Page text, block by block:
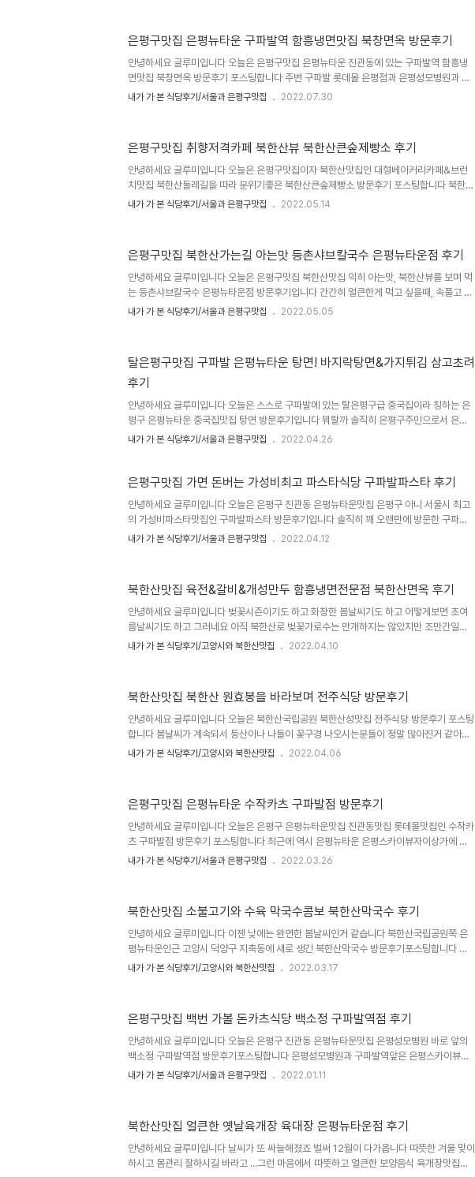
드벤스힐오피스텔 108호입니다 주차가능 포장가능 배달가능 제로페이사용가능합니다 영
업시간은 오전11시30분부터 자정까지 오후3시부터 오후5시까지는 브레이크타임 매주 일
요일 정기휴무 구파발역 3번출..
은평구맛집 은평뉴타운 구파발역 함흥냉면맛집 북창면옥 방문후기
안녕하세요 글루미입니다 오늘은 은평구맛집 은평뉴타운 진관동에 있는 구파발역 함흥냉
면맛집 북창면옥 방문후기 포스팅합니다 주변 구파발 롯데몰 은평점과 은평성모병원과 은
평뉴타운 아파트단지인근에 있는 은평뉴타운 꿈에그린 상가에 있는 함흥냉면맛집입니다
평구 진관동66, 은평구 진관3로33입니다 은평뉴타운 꿈에그린아파트 오피스텔에 입점한
2층상가입니다 영업시간은 매일 오전11시부터 오후9시까지 오후3시30분부터 4시30분
까지 브레이크타임이라고 합니다 주차가능합니다 일..
내가 가 본 식당후기/서울과 은평구맛집 2022.07.30
은평구맛집 취향저격카페 북한산뷰 북한산큰숲제빵소 후기
안녕하세요 글루미입니다 오늘은 은평구맛집이자 북한산맛집인 대형베이커리카페&브런
치맛집 북한산둘레길을 따라 분위기좋은 북한산큰숲제빵소 방문후기 포스팅합니다 북한산
근처에 맛집이나 빵집 제빵소들이 많이 있는데요 최근에 원래 은평한옥마을에 있던 북한산
빵집이 북한산큰숲제빵소더라고요 저녁에 산책하다가 분위기 좋아서 기억해놨다가 방문해
봤어요 북한산큰숲제빵소 위치주소는 서울 은평구 진관동296-12, 도로명주소는 은평구
북한산로271-3 영업시간은 매일 오전10시부터 ..
내가 가 본 식당후기/서울과 은평구맛집 2022.05.14
은평구맛집 북한산가는길 아는맛 등촌샤브칼국수 은평뉴타운점 후기
안녕하세요 글루미입니다 오늘은 은평구맛집 북한산맛집 익히 아는맛, 북한산뷰를 보며 먹
는 등촌샤브칼국수 은평뉴타운점 방문후기입니다 간간히 얼큰한게 먹고 싶을때, 속풀고 싶
을때, 간단히 보증된 맛을 먹고싶을때 찾는 등촌샤브칼국수.. 등촌샤브칼국수 은평뉴타운점
아시설, 배달도 했었는데 지금도 하나 모르겠네요 북한산국립공원가는길이기도 해서 등산
객들도 많이 찾고 은평뉴타운분들도 많이 찾고.. 정 뭐 먹을지 결정이 안되고 여기갈까 저기
갈까 거기갔었잖아 할때 그럼 ..
내가 가 본 식당후기/서울과 은평구맛집 2022.05.05
탈은평구맛집 구파발 은평뉴타운 탕면! 바지락탕면&가지튀김 삼고초려
후기
안녕하세요 글루미입니다 오늘은 스스로 구파발에 있는 탈은평구급 중국집이라 칭하는 은
평구 은평뉴타운 중국집맛집 탕면 방문후기입니다 뭐랄까 솔직히 은평구주민으로서 은평
구에 맛집이 별로 없는것은 어쩔수없는 팩트지만 그렇다고 탈은평구급 맛집이라고 스스로
찾아보기 힘든 중국집맛집이라는게 증명이 되고 있고... 더욱이 점심시간에 2번이나 갔는데
국집 탕면의 위치주소는 서울시 은평구 진관동66-33 꿈의그린 아파트상가1층입니다 구
파발역1번출구에서 앞으로 쭉 ..
내가 가 본 식당후기/서울과 은평구맛집 2022.04.26
은평구맛집 가면 돈버는 가성비최고 파스타식당 구파발파스타 후기
안녕하세요 글루미입니다 오늘은 은평구 진관동 은평뉴타운맛집 은평구 아니 서울시 최고
의 가성비파스타맛집인 구파발파스타 방문후기입니다 솔직히 꽤 오랜만에 방문한 구파발
파스타인데요 위치가 은평뉴타운에서도 제일 안쪽이라 솔직히 맘먹고 가지않으면 찾기 힘
파발파스타 입장해보겠습니다 구파발파스타 위치주소는 서울시 은평구 진관동19 102호,
도로명주소는 은평구 진관4로17 은평뉴타운상림마을 820동 102호입니다 은평구 진관
동 은평뉴타운 은평상림마을 롯데캐슬아파트..
내가 가 본 식당후기/서울과 은평구맛집 2022.04.12
북한산맛집 육전&갈비&개성만두 함흥냉면전문점 북한산면옥 후기
안녕하세요 글루미입니다 벚꽃시즌이기도 하고 화창한 봄날씨기도 하고 어떻게보면 초여
름날씨기도 하고 그러네요 아직 북한산로 벚꽃가로수는 만개하지는 않았지만 조만간일거
같고 활짝 핀곳도 있고 개나리 노란 곳도 있고요 지나가다보니 북한산성 북한산국립공원입
도로 하고 부메뉴였던 함흥냉면을 주메뉴로 살려 변경해서 개업하신거 같아요 아무튼 반갑
고 전에도 워낙 함흥냉면 물냉 비냉 맛있게 먹어서 냉면은 검증된 집이라 잘 됐으면 좋겠네
요 북한산면옥 위치주소는 서울시 은평구 진관..
내가 가 본 식당후기/고양시와 북한산맛집 2022.04.10
북한산맛집 북한산 원효봉을 바라보며 전주식당 방문후기
안녕하세요 글루미입니다 오늘은 북한산국립공원 북한산성맛집 전주식당 방문후기 포스팅
합니다 봄날씨가 계속되서 등산이나 나들이 꽃구경 나오시는분들이 정말 많아진거 같아요
코로나도 진짜 이제 없는듯있는듯합니다 북한산국립공원 북한산도 등산객 맞이에 한창이
이 바라보이는 전망으로 식사를 할수도 있고 특히 전주식당은 김치두부전골, 삼겹살, 생오
리로스가 맛있기로 유명하다고 합니다 등산하고 얼큰한 김치찌개나 김치두부전골 그리고
암퇘지삼겹살, 부드러운 생오리로스 생각만해도 아찔하긴..
내가 가 본 식당후기/고양시와 북한산맛집 2022.04.06
은평구맛집 은평뉴타운 수작카츠 구파발점 방문후기
안녕하세요 글루미입니다 오늘은 은평구 은평뉴타운맛집 진관동맛집 롯데몰맛집인 수작카
츠 구파발점 방문후기 포스팅합니다 최근에 역시 은평뉴타운 은평스카이뷰자이상가에 있
는 돈카츠전문점인 백소정을 다녀온적이 있었는데 라이벌격인 수작카츠도 방문하게 됐네
오후9시까지로 브레이크타임은 오후2시30분부터 오후5시까지 라스트오더 8시30분까
지 단체석가능 주차가능 포장가능 배달가능 와이파이가능 제로페이사용가능합니다 은평뉴
타운 가톨릭대학교 은평성모병원 맞은편이고 롯데몰 은평점과..
내가 가 본 식당후기/서울과 은평구맛집 2022.03.26
북한산맛집 소불고기와 수육 막국수콤보 북한산막국수 후기
안녕하세요 글루미입니다 이젠 낮에는 완연한 봄날씨인거 같습니다 북한산국립공원쪽 은
평뉴타운인근 고양시 덕양구 지축동에 새로 생긴 북한산막국수 방문후기포스팅합니다 슬
슬 나들이하기도 좋고 드라이브하기도 좋고 수북한 소불고기와 수육, 물비빔막국수, 들기름
11시부터 7시30분까지 매주 수요일은 휴무입니다 주차가능하며 단체석가능 포장가능 예
약가능합니다 인스타그램도 있습니다 은평뉴타운맛집이자 덕양구맛집 북한산맛집으로 될
듯한 북한산막국수 방문해봤습니다 불고기주는 막국수 들기름막..
내가 가 본 식당후기/고양시와 북한산맛집 2022.03.17
은평구맛집 백번 가볼 돈카츠식당 백소정 구파발역점 후기
안녕하세요 글루미입니다 오늘은 은평구 진관동 은평뉴타운맛집 은평성모병원 바로 앞의
백소정 구파발역점 방문후기포스팅합니다 은평성모병원과 구파발역앞은 은평스카이뷰자
이와 은평뉴타운 그리고 아이파크포레스트게이트 어드밴스힐 헤스티아 등 병원과 주택가
발역점 위치주소는 은평구 진관동 62, 은평스카이뷰자이 134호, 도로명주소 은평구 통일
로 1034입니다 주차가능 포장가능 배달가능 와이파이가능 장애인편의시설 제로페이 사용
가능합니다 영업시간은 매일 오전11시부터 오후9시까..
내가 가 본 식당후기/서울과 은평구맛집 2022.01.11
북한산맛집 얼큰한 옛날육개장 육대장 은평뉴타운점 후기
안녕하세요 글루미입니다 날씨가 또 싸늘해졌죠 벌써 12월이 다가옵니다 따뜻한 겨울 맞이
하시고 몸관리 잘하시길 바라고 ...그런 마음에서 따뜻하고 얼큰한 보양음식 육개장맛집을